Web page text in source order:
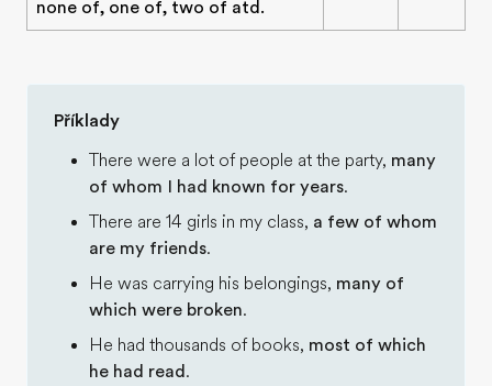
none of, one of, two of atd.
Příklady
There were a lot of people at the party, many
of whom I had known for years.
There are 14 girls in my class, a few of whom
are my friends.
He was carrying his belongings, many of
which were broken.
He had thousands of books, most of which
he had read .